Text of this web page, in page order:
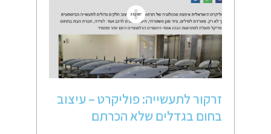
זרקור לתעשייה: פוליקרט – עיצוב
בחום בגדלים שלא הכרתם